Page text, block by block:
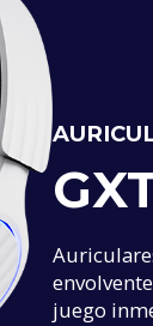
juego